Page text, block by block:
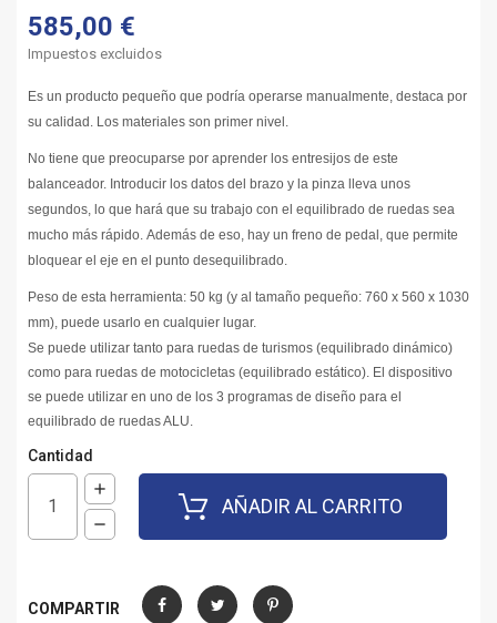
585,00 €
Impuestos excluidos
Es un producto pequeño que podría operarse manualmente, destaca por
su calidad. Los materiales son primer nivel.
No tiene que preocuparse por aprender los entresijos de este
balanceador. Introducir los datos del brazo y la pinza lleva unos
segundos, lo que hará que su trabajo con el equilibrado de ruedas sea
mucho más rápido. Además de eso, hay un freno de pedal, que permite
bloquear el eje en el punto desequilibrado.
Peso de esta herramienta: 50 kg (y al tamaño pequeño: 760 x 560 x 1030
mm), puede usarlo en cualquier lugar.
Se puede utilizar tanto para ruedas de turismos (equilibrado dinámico)
como para ruedas de motocicletas (equilibrado estático). El dispositivo
se puede utilizar en uno de los 3 programas de diseño para el
equilibrado de ruedas ALU.
Cantidad
AÑADIR AL CARRITO
COMPARTIR